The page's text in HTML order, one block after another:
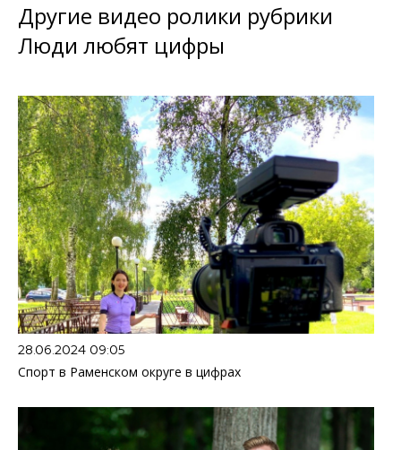
Другие видео ролики рубрики
Люди любят цифры
28.06.2024 09:05
Спорт в Раменском округе в цифрах